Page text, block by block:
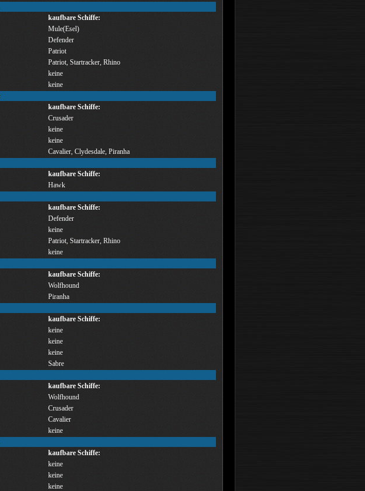
kaufbare Schiffe:
Mule(Esel)
Defender
Patriot
Patriot, Startracker, Rhino
keine
keine
kaufbare Schiffe:
Crusader
keine
keine
Cavalier, Clydesdale, Piranha
kaufbare Schiffe:
Hawk
kaufbare Schiffe:
Defender
keine
Patriot, Startracker, Rhino
keine
kaufbare Schiffe:
Wolfhound
Piranha
kaufbare Schiffe:
keine
keine
keine
Sabre
kaufbare Schiffe:
Wolfhound
Crusader
Cavalier
keine
kaufbare Schiffe:
keine
keine
keine